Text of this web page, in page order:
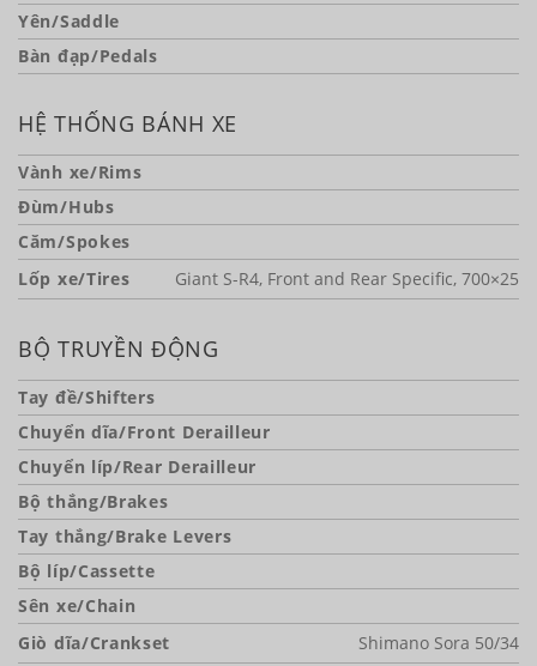
Yên/Saddle
Bàn đạp/Pedals
HỆ THỐNG BÁNH XE
Vành xe/Rims
Đùm/Hubs
Căm/Spokes
Lốp xe/Tires
Giant S-R4, Front and Rear Specific, 700×25
BỘ TRUYỀN ĐỘNG
Tay đề/Shifters
Chuyển dĩa/Front Derailleur
Chuyển líp/Rear Derailleur
Bộ thắng/Brakes
Tay thắng/Brake Levers
Bộ líp/Cassette
Sên xe/Chain
Giò dĩa/Crankset
Shimano Sora 50/34